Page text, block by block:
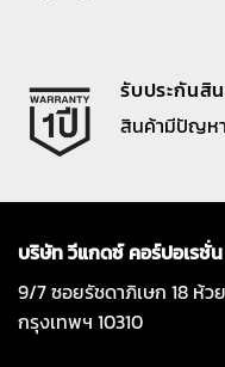
รับประกันสิ
สินค้ามีปัญห
บริษัท วีแกดซ์ คอร์ปอเรชั่
9/7 ซอยรัชดาภิเษก 18 ห้ว
กรุงเทพฯ 10310